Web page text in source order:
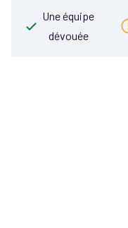
Une équipe
dévouée